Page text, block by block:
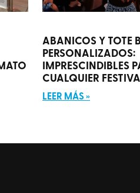
ABANICOS Y TOTE
PERSONALIZADOS:
IMPRESCINDIBLES
CUALQUIER
LEER MÁS »